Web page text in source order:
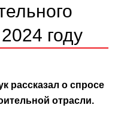
году
рассказал о спросе
отрасли.